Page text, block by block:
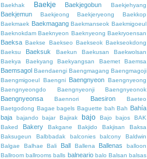
Baekhak
Baekje Baekjegobun Baekjehyang
Baekjemun Baekjeong Baekjeryeong
Baekkop
Baekmaek Baekmagang Baekmanseok Baekmigoeul
Baeknokdam Baeknyeon Baeknyeong Baekryoensan
Baeksa Baekse Baekseo Baekseok Baekseokdong
Baeksu
Baeksuk Baekun Baekusan
Baekwolsan
Baekya
Baekyang Baekyangsan Baemet Baemsa
Baemsagol Baendaengi Baengmagang Baengmagoji
Baengmigoeul Baengni Baengnyeon Baengnyeong
Baengnyeongdo
Baengnyeonji Baengnyeonok
Baengnyeonsa Baennori Baesiron
Baeteo
Baetgodong Bagae bagels Baguette bah Bah Bahía
baja
bajando bajar Bajirak bajo Bajo bajos
BAK
Baked
Bakery Bakgane Bakjido Bakjisan
Baksa
Baksugeun
Balbbadak balconies balcony
Baldwin
Balgae
Balhae Bali Ball Ballena Ballenas
balloon
Ballroom ballrooms balls balneario balo Balsan balsas